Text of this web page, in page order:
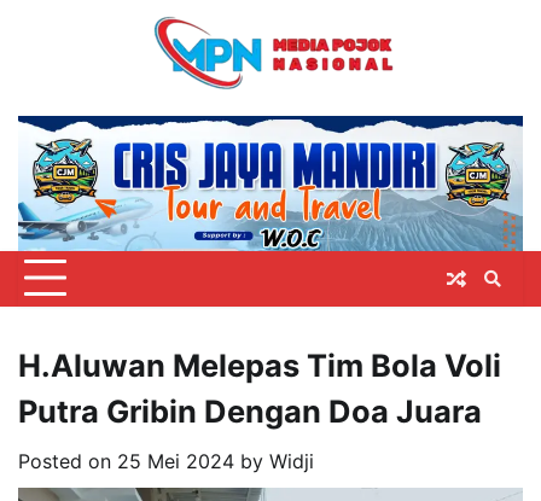
H.Aluwan Melepas Tim Bola Voli
Putra Gribin Dengan Doa Juara
Posted on 25 Mei 2024 by Widji